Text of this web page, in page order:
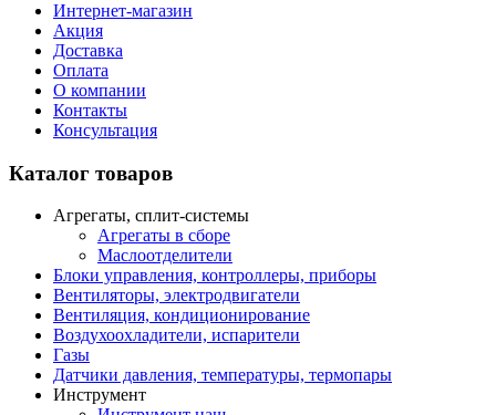
Интернет-магазин
Акция
Доставка
Оплата
О компании
Контакты
Консультация
Каталог товаров
Агрегаты, сплит-системы
Агрегаты в сборе
Маслоотделители
Блоки управления, контроллеры, приборы
Вентиляторы, электродвигатели
Вентиляция, кондиционирование
Воздухоохладители, испарители
Газы
Датчики давления, температуры, термопары
Инструмент